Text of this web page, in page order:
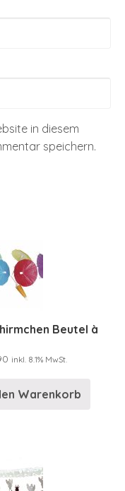
in diesem
speichern.
Beutel à
inkl. 8.1% MwSt.
Warenkorb